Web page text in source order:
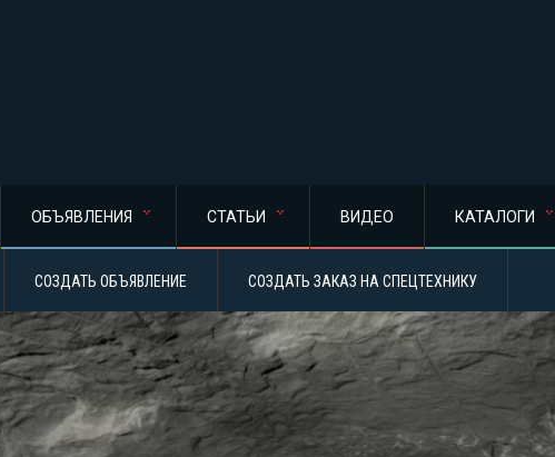
ОБЪЯВЛЕНИЯ СТАТЬИ ВИДЕО КАТАЛОГИ
СОЗДАТЬ ОБЪЯВЛЕНИЕ СОЗДАТЬ ЗАКАЗ НА СПЕЦТЕХНИКУ